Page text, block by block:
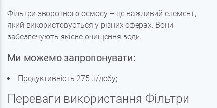
Фільтри зворотного осмосу – це важливий елемент,
який використовується у різних сферах. Вони
забезпечують якісне очищення води.
Ми можемо запропонувати:
Продуктивність 275 л/добу;
Переваги використання Фільтри